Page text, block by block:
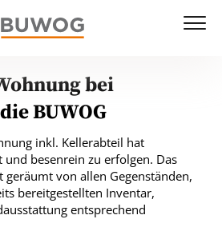
bei
BUWOG
inkl. Kellerabteil hat
besenrein zu erfolgen. Das
von allen Gegenständen,
bereitgestellten Inventar,
entsprechend